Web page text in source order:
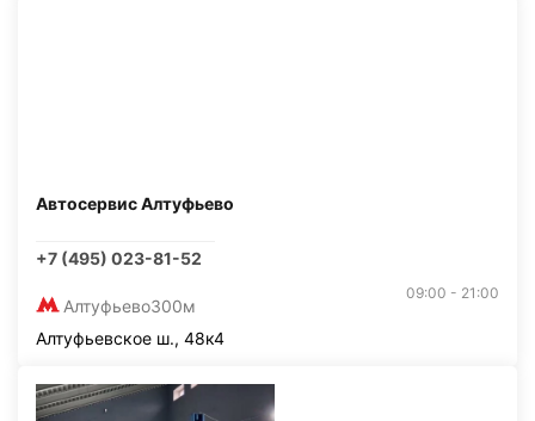
Автосервис Алтуфьево
+7 (495) 023-81-52
Алтуфьево300м
09:00 - 21:00
Алтуфьевское ш., 48к4